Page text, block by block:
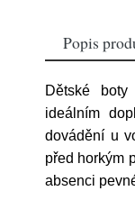
Popis
Dětské
ideálním
dovádění u
před horkým
absenci